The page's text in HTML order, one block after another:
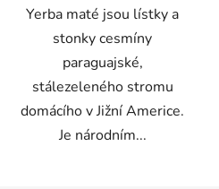
Yerba maté jsou lístky a
stonky cesmíny
paraguajské,
stálezeleného stromu
domácího v Jižní Americe.
Je národním...